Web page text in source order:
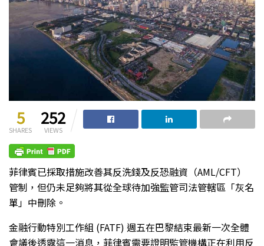
5
SHARES
252
VIEWS
菲律賓已採取措施改善其反洗錢及反恐融資（AML/CFT）
管制，但仍未足夠將其從全球待加強監管司法管轄區「灰名
單」中刪除。
金融行動特別工作組 (FATF) 週五在巴黎結束最新一次全體
會議後透露這一消息，菲律賓需要證明監管機構正在利用反